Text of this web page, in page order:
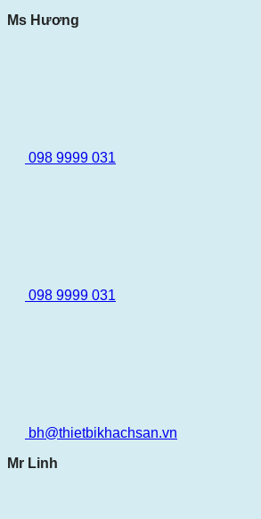
Ms Hương
098 9999 031
098 9999 031
bh@thietbikhachsan.vn
Mr Linh